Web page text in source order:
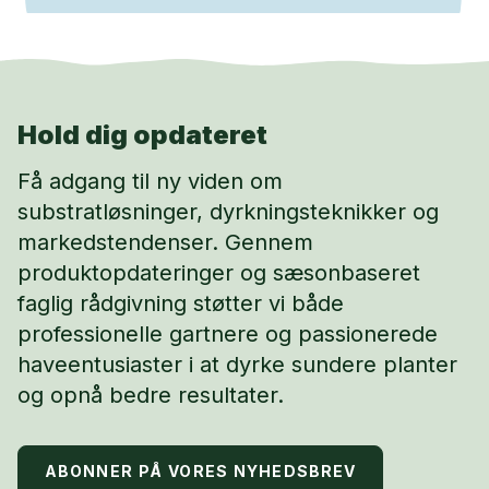
Hold dig opdateret
Få adgang til ny viden om
substratløsninger, dyrkningsteknikker og
markedstendenser. Gennem
produktopdateringer og sæsonbaseret
faglig rådgivning støtter vi både
professionelle gartnere og passionerede
haveentusiaster i at dyrke sundere planter
og opnå bedre resultater.
ABONNER PÅ VORES NYHEDSBREV